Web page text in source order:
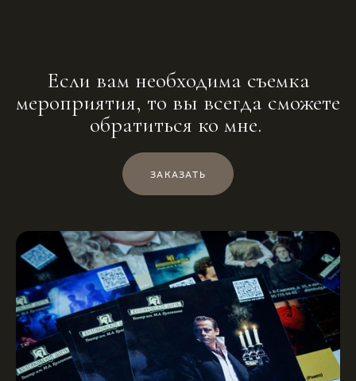
Если вам необходима съемка
мероприятия, то вы всегда сможете
обратиться ко мне.
ЗАКАЗАТЬ